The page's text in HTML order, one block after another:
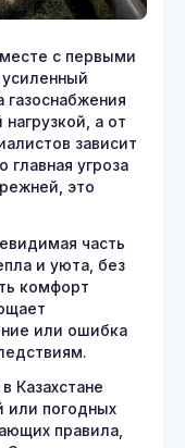
с первыми
а от
зависит
угроза
это
часть
и уюта, без
комфорт
или ошибка
Казахстане
или погодных
правила,